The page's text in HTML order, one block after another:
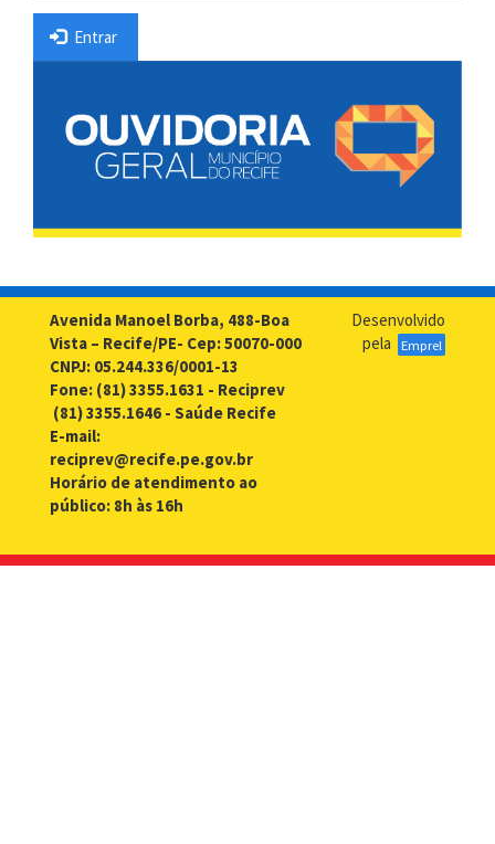
Entrar
Avenida Manoel Borba, 488-Boa
Vista – Recife/PE- Cep: 50070-000
CNPJ: 05.244.336/0001-13
Fone: (81) 3355.1631 - Reciprev
(81) 3355.1646 - Saúde Recife
E-mail:
reciprev@recife.pe.gov.br
Horário de atendimento ao
público: 8h às 16h
Desenvolvido
pela
Emprel